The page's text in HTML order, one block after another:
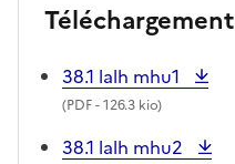
Téléchargement
38.1 lalh mhu1
(PDF- 126.3 kio)
38.1 lalh mhu2